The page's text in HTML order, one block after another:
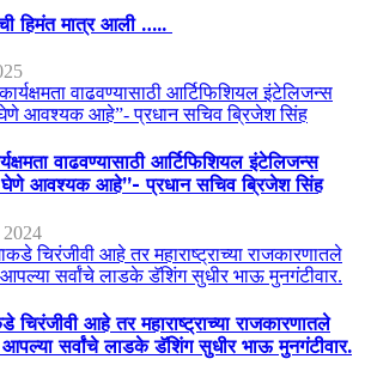
हिमंत मात्र आली …..
वाढवण्यासाठी आर्टिफिशियल इंटेलिजन्स
आवश्यक आहे”- प्रधान सचिव ब्रिजेश सिंह
2024
आहे तर महाराष्ट्राच्या राजकारणातले
सर्वांचे लाडके डॅशिंग सुधीर भाऊ मुनगंटीवार.